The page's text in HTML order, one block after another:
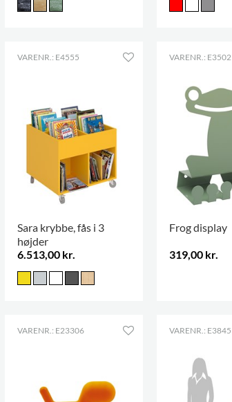
VARENR.: E4555
Sara krybbe, fås i 3
højder
6.513,00 kr.
VARENR.: E3502
Frog display
319,00 kr.
VARENR.: E23306 VARENR.: E3845